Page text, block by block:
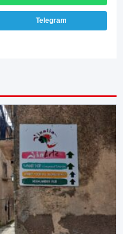
Telegram